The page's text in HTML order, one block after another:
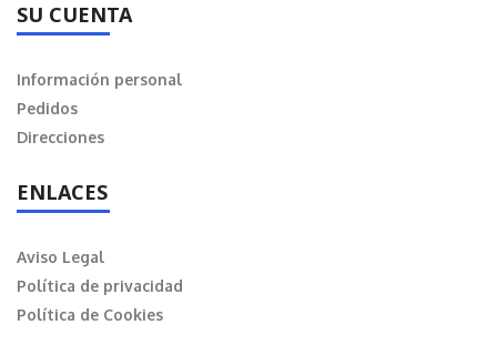
SU CUENTA
Información personal
Pedidos
Direcciones
ENLACES
Aviso Legal
Política de privacidad
Política de Cookies